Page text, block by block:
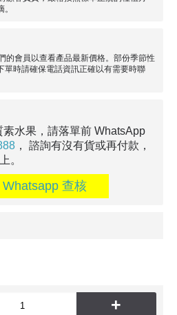
的會員以查看產品最新價格。部份季節性
單時請確保電話資訊正確以有需要時聯
素水果，請落單前 WhatsApp
， 諮詢有沒有貨或再付款，
。
Whatsapp 查核
+